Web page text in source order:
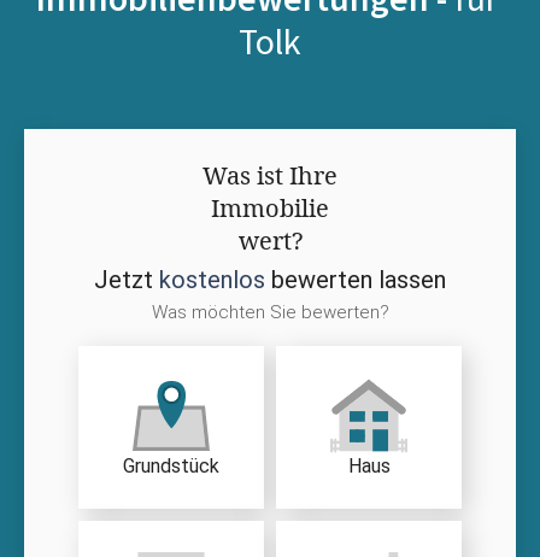
Tolk
Was ist Ihre
Immobilie
wert?
Jetzt kostenlos bewerten lassen
Was möchten Sie bewerten?
Grundstück Haus